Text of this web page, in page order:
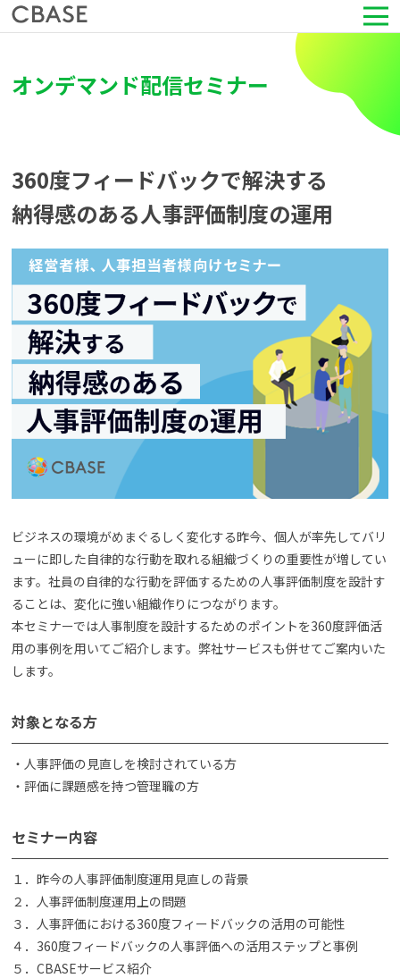
導入事例
セミナー情報
HRコラム
お知らせ
会社情報
よくある質問
資料請求(無料) お見積もり依頼
オンデマンド配信セミナー
360度フィードバックで解決する
納得感のある人事評価制度の運用
ビジネスの環境がめまぐるしく変化する昨今、個人が率先してバリ
ューに即した自律的な行動を取れる組織づくりの重要性が増してい
ます。社員の自律的な行動を評価するための人事評価制度を設計す
ることは、変化に強い組織作りにつながります。
本セミナーでは人事制度を設計するためのポイントを360度評価活
用の事例を用いてご紹介します。弊社サービスも併せてご案内いた
します。
対象となる方
・人事評価の見直しを検討されている方
・評価に課題感を持つ管理職の方
セミナー内容
１．昨今の人事評価制度運用見直しの背景
２．人事評価制度運用上の問題
３．人事評価における360度フィードバックの活用の可能性
４．360度フィードバックの人事評価への活用ステップと事例
５．CBASEサービス紹介